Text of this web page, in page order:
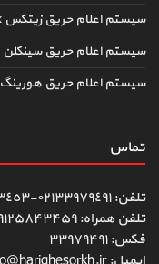
سیستم اعلام حریق زیتکس zitex
سیستم اعلام حریق سینکلن syncoln
سیستم اعلام حریق هورینگ horing
تماس
تلفن: ٠٢١٣٣٩٧٩٤٩١-٠٢١٣٣٩١٣٤٥٣
تلفن همراه: ۹۱۲۵۸۴۳۴۵۹
فکس: ۳۳۹۷۹۴۹۱